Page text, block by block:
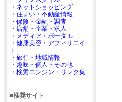
・ ネットショッピング
・ 住まい・不動産情報
・ 保険・金融・調査
・ 店舗・企業・求人
・ メディア・ポータル
・ 健康美容・アフィリエイ
ト
・ 旅行・地域情報
・ 趣味・個人・その他
・ 検索エンジン・リンク集
■推奨サイト